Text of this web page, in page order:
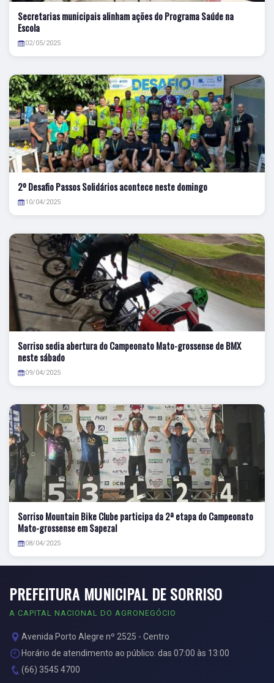
Secretarias municipais alinham ações do Programa Saúde na
Escola
02/05/2025
2º Desafio Passos Solidários acontece neste domingo
10/04/2025
Sorriso sedia abertura do Campeonato Mato-grossense de BMX
neste sábado
09/04/2025
Sorriso Mountain Bike Clube participa da 2ª etapa do Campeonato
Mato-grossense em Sapezal
08/04/2025
PREFEITURA MUNICIPAL DE SORRISO
A CAPITAL NACIONAL DO AGRONEGÓCIO
Avenida Porto Alegre nº 2525 - Centro
Horário de atendimento ao público: das 07:00 às 13:00
(66) 3545 4700